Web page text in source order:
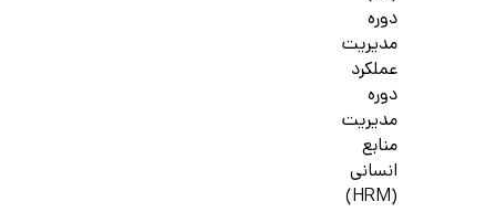
دوره
مدیریت
عملکرد
دوره
مدیریت
منابع
انسانی
(HRM)